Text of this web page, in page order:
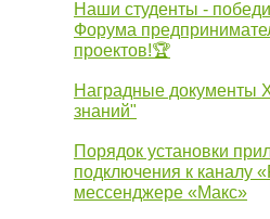
Наши студенты -
Форума
проектов!🏆
Наградные документы
знаний"
Порядок установки
подключения к каналу
мессенджере «Макс»